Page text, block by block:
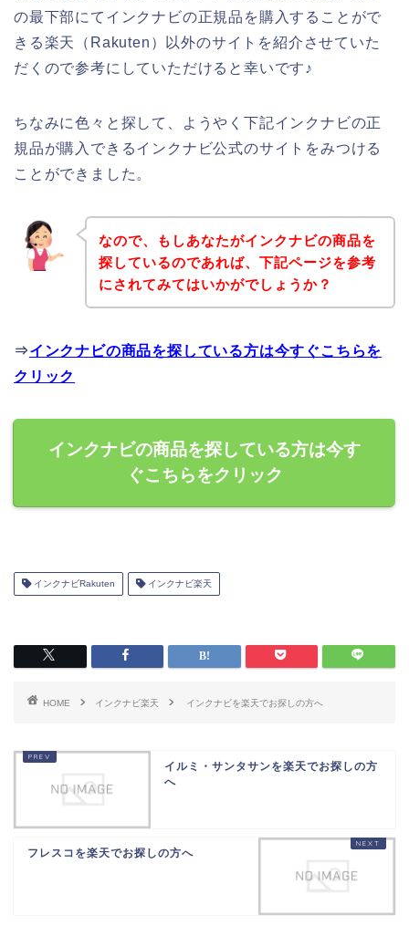
の最下部にてインクナビの正規品を購入することがで
きる楽天（Rakuten）以外のサイトを紹介させていた
だくので参考にしていただけると幸いです♪
ちなみに色々と探して、ようやく下記インクナビの正
規品が購入できるインクナビ公式のサイトをみつける
ことができました。
なので、もしあなたがインクナビの商品を
探しているのであれば、下記ページを参考
にされてみてはいかがでしょうか？
⇒インクナビの商品を探している方は今すぐこちらを
クリック
インクナビの商品を探している方は今す
ぐこちらをクリック
インクナビRakuten インクナビ楽天
HOME インクナビ楽天 インクナビを楽天でお探しの方へ
イルミ・サンタサンを楽天でお探しの方
へ
フレスコを楽天でお探しの方へ